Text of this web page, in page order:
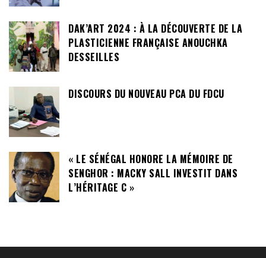
DAK’ART 2024 : À LA DÉCOUVERTE DE LA
PLASTICIENNE FRANÇAISE ANOUCHKA
DESSEILLES
DISCOURS DU NOUVEAU PCA DU FDCU
« LE SÉNÉGAL HONORE LA MÉMOIRE DE
SENGHOR : MACKY SALL INVESTIT DANS
L’HÉRITAGE C »